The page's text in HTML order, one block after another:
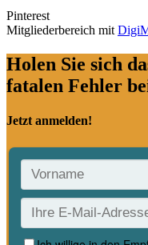
Pinterest
Mitgliederbereich mit
Holen Sie sich
fatalen Fehler
Jetzt anmelden!